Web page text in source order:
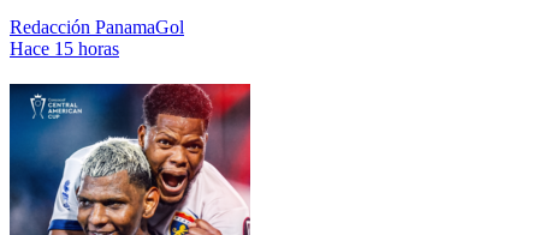
Redacción PanamaGol
Hace 15 horas